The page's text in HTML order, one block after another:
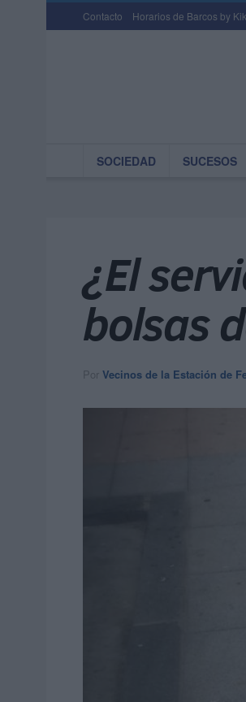
Contacto Horarios de Barcos by
SOCIEDAD SUCESOS
¿El
bolsas
Por Vecinos de la Estación de